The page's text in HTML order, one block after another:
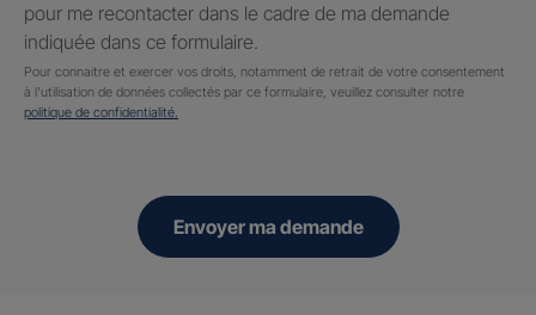
pour me recontacter dans le cadre de ma demande
indiquée dans ce formulaire.
Pour connaitre et exercer vos droits, notamment de retrait de votre consentement
à l'utilisation de données collectés par ce formulaire, veuillez consulter notre
politique de confidentialité.
Envoyer ma demande